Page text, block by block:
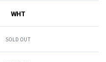
WHT
SOLD OUT